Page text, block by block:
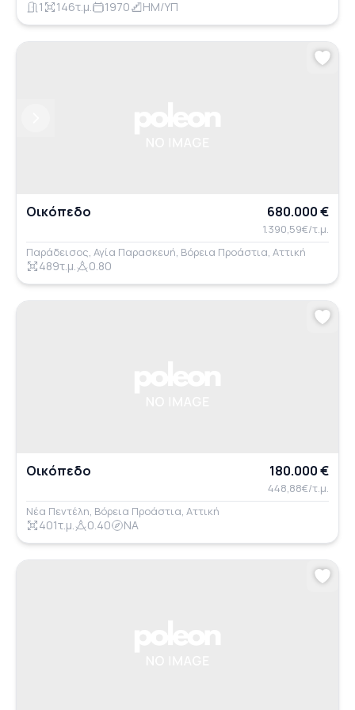
1 146τ.μ. 1970 ΗΜ/ΥΠ
Οικόπεδο 680.000 €
1.390,59€/τ.μ.
Παράδεισος, Αγία Παρασκευή, Βόρεια Προάστια, Αττική
489τ.μ. 0.80
Οικόπεδο 180.000 €
448,88€/τ.μ.
Νέα Πεντέλη, Βόρεια Προάστια, Αττική
401τ.μ. 0.40 ΝΑ